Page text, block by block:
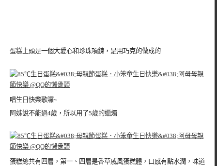
蛋糕上頭是一個大愛心和珍珠項鍊，是用巧克的做成的
唱生日快樂歌囉~
阿姊說不能過4歲，所以用了5歲的蠟燭
蛋糕總共有四層，第一、四層是香草戚風蛋糕體，口感有點水潤，味道